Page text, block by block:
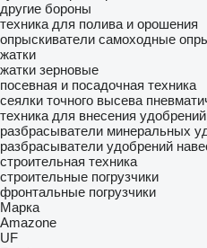
другие бороны
техника для полива и орошения
опрыскиватели самоходные
жатки
жатки зерновые
посевная и посадочная техника
сеялки точного высева
техника для внесения удобрений
разбрасыватели минеральных
разбрасыватели удобрений
строительная техника
строительные погрузчики
фронтальные погрузчики
Марка
Amazone
UF